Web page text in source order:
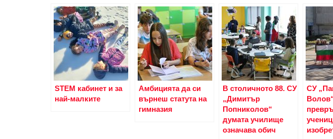
STEM кабинет и за
най-малките
Амбицията да си
върнеш статута на
гимназия
В столичното 88. СУ
„Димитър
Попниколов“
думата училище
означава обич
СУ